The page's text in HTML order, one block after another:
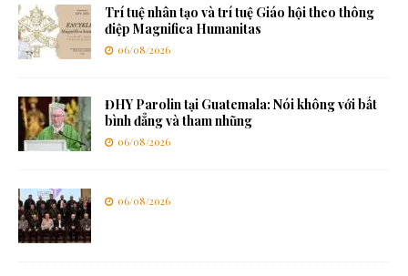
Trí tuệ nhân tạo và trí tuệ Giáo hội theo thông
điệp Magnifica Humanitas
06/08/2026
ĐHY Parolin tại Guatemala: Nói không với bất
bình đẳng và tham nhũng
06/08/2026
06/08/2026